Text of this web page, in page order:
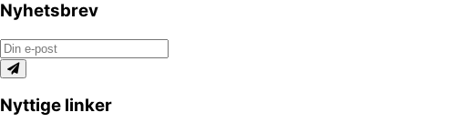
Nyhetsbrev
Nyttige linker